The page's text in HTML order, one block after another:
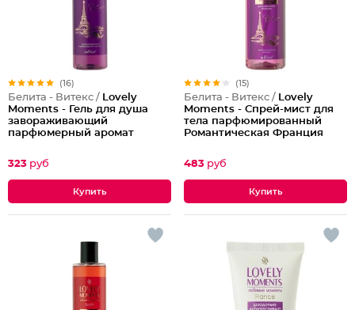
(16)
Белита - Витекс / Lovely
Moments - Гель для душа
завораживающий
парфюмерный аромат
Lovely Moments
323 руб
(15)
Белита - Витекс / Lovely
Moments - Спрей-мист для
тела парфюмированный
Романтическая Франция
483 руб